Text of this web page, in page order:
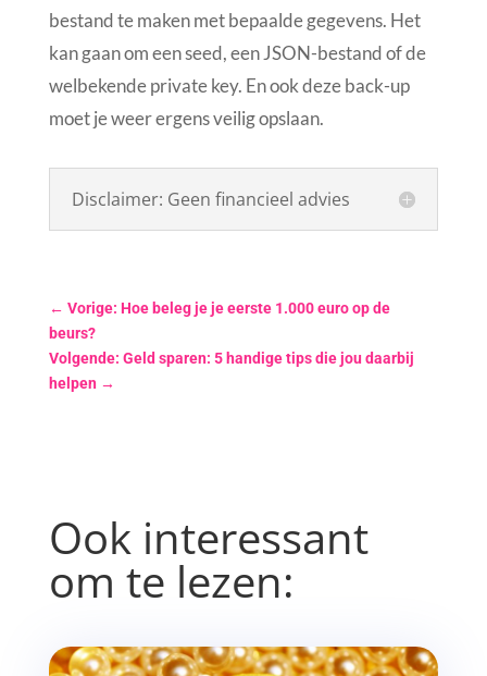
bestand te maken met bepaalde gegevens. Het
kan gaan om een seed, een JSON-bestand of de
welbekende private key. En ook deze back-up
moet je weer ergens veilig opslaan.
Disclaimer: Geen financieel advies
← Vorige: Hoe beleg je je eerste 1.000 euro op de
beurs?
Volgende: Geld sparen: 5 handige tips die jou daarbij
helpen→
Ook interessant
om te lezen: